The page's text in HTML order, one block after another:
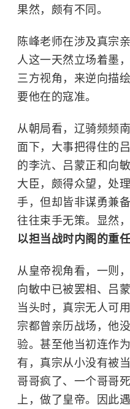
果然，颇有不同。
陈峰老师在涉及真宗
人这一天然立场着墨
三方视角，来逆向描
要他在的寇准。
从朝局看，辽骑频频
面下，大事把得住的
的李沆、 吕蒙正和 向
大臣，颇得众望，处
手，但却皆非谋勇兼
往往束手无策。显然，
以担当战时内阁的重任
从皇帝视角看，一则
向敏中已被罢相、吕
当头时，真宗无人可
宗都曾亲历战场，他
验。甚至他当初连作
有，真宗从小没有被
哥哥疯了、一个哥哥
上，做了皇帝。因此